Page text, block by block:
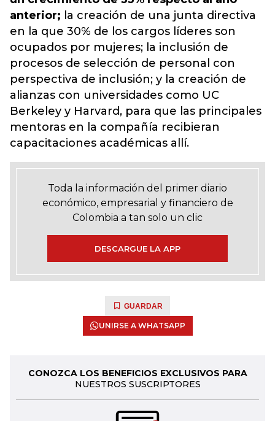
anterior; la creación de una junta directiva
en la que 30% de los cargos líderes son
ocupados por mujeres; la inclusión de
procesos de selección de personal con
perspectiva de inclusión; y la creación de
alianzas con universidades como UC
Berkeley y Harvard, para que las principales
mentoras en la compañía recibieran
capacitaciones académicas allí.
Toda la información del primer diario
económico, empresarial y financiero de
Colombia a tan solo un clic
DESCARGUE LA APP
GUARDAR
UNIRSE A WHATSAPP
CONOZCA LOS BENEFICIOS EXCLUSIVOS PARA
NUESTROS SUSCRIPTORES